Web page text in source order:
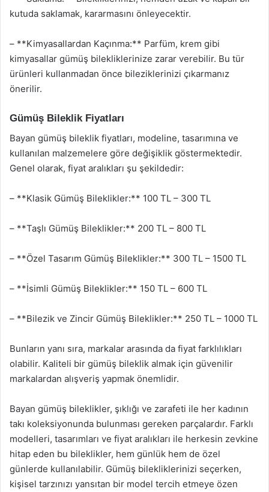
kutuda saklamak, kararmasını önleyecektir.
– **Kimyasallardan Kaçınma:** Parfüm, krem gibi
kimyasallar gümüş bilekliklerinize zarar verebilir. Bu tür
ürünleri kullanmadan önce bileziklerinizi çıkarmanız
önerilir.
Gümüş Bileklik Fiyatları
Bayan gümüş bileklik fiyatları, modeline, tasarımına ve
kullanılan malzemelere göre değişiklik göstermektedir.
Genel olarak, fiyat aralıkları şu şekildedir:
– **Klasik Gümüş Bileklikler:** 100 TL – 300 TL
– **Taşlı Gümüş Bileklikler:** 200 TL – 800 TL
– **Özel Tasarım Gümüş Bileklikler:** 300 TL – 1500 TL
– **İsimli Gümüş Bileklikler:** 150 TL – 600 TL
– **Bilezik ve Zincir Gümüş Bileklikler:** 250 TL – 1000 TL
Bunların yanı sıra, markalar arasında da fiyat farklılıkları
olabilir. Kaliteli bir gümüş bileklik almak için güvenilir
markalardan alışveriş yapmak önemlidir.
Bayan gümüş bileklikler, şıklığı ve zarafeti ile her kadının
takı koleksiyonunda bulunması gereken parçalardır. Farklı
modelleri, tasarımları ve fiyat aralıkları ile herkesin zevkine
hitap eden bu bileklikler, hem günlük hem de özel
günlerde kullanılabilir. Gümüş bilekliklerinizi seçerken,
kişisel tarzınızı yansıtan bir model tercih etmeye özen